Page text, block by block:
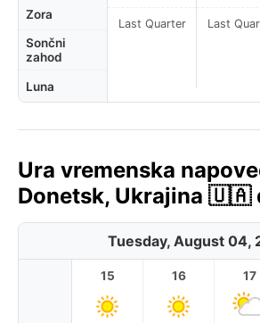
Zora
Sončni
zahod
Luna
Last Quarter Last
Ura vremenska
Donetsk, Ukrajina 🇺🇦
Tuesday, August 04,
15 16 17